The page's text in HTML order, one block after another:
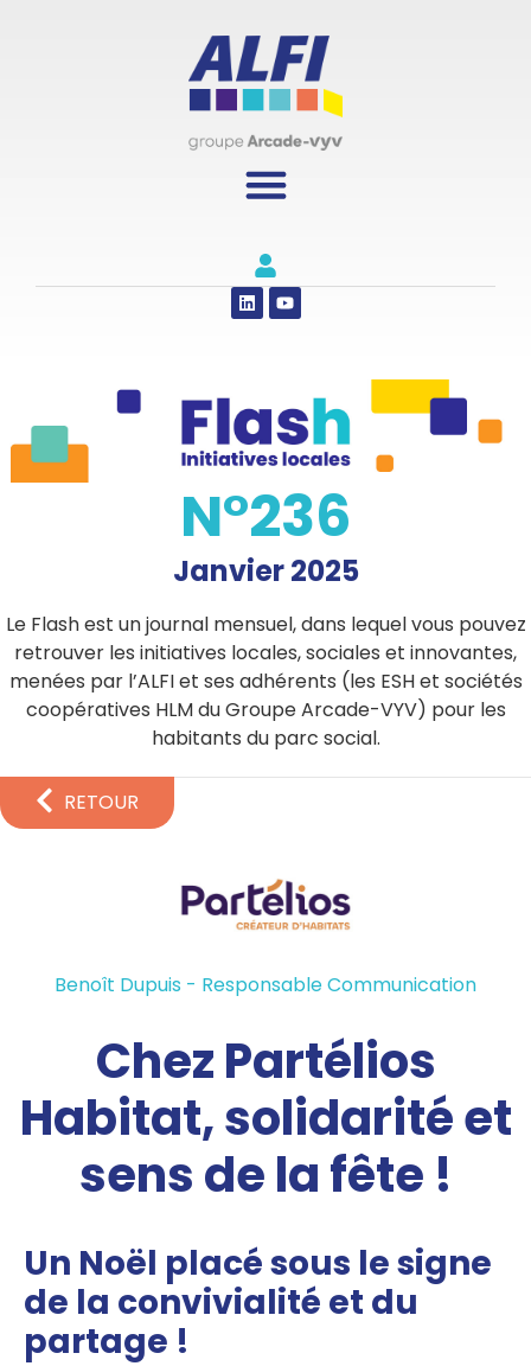
N°236
Janvier 2025
Le Flash est un journal mensuel, dans lequel vous pouvez
retrouver les initiatives locales, sociales et innovantes,
menées par l’ALFI et ses adhérents (les ESH et sociétés
coopératives HLM du Groupe Arcade-VYV) pour les
habitants du parc social.
RETOUR
Benoît Dupuis - Responsable Communication
Chez Partélios
Habitat, solidarité et
sens de la fête !
Un Noël placé sous le signe
de la convivialité et du
partage !